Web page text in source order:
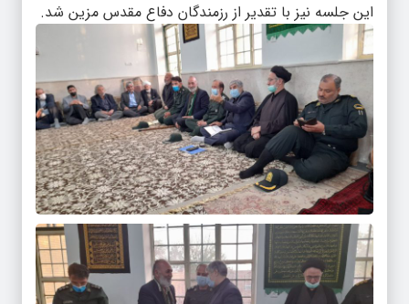
این جلسه نیز با تقدیر از رزمندگان دفاع مقدس مزین شد.